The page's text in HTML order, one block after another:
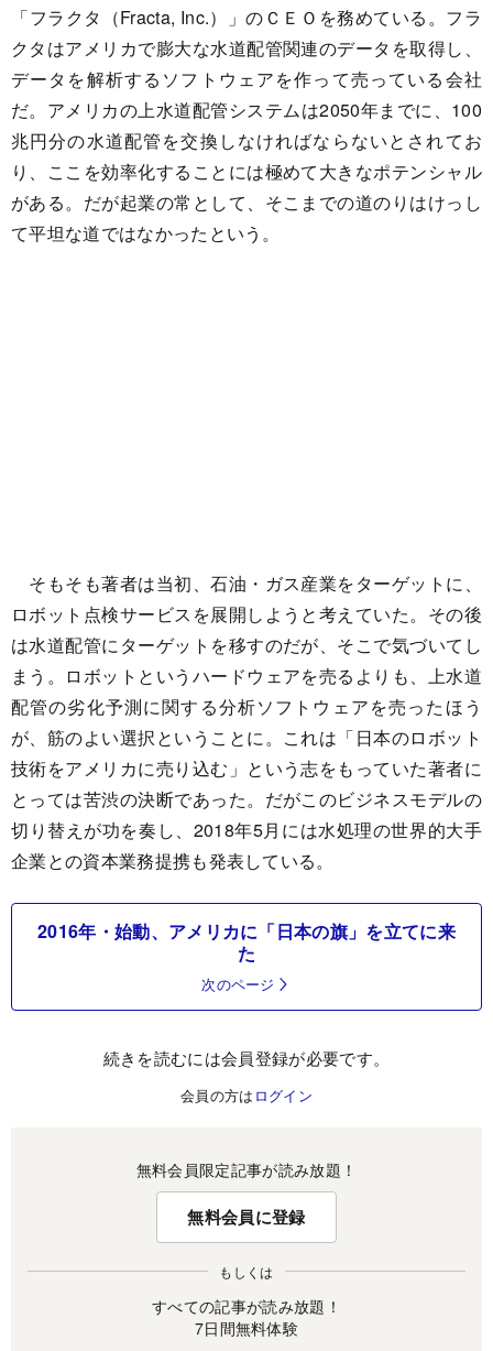
「フラクタ（Fracta, Inc.）」のＣＥＯを務めている。フラ
クタはアメリカで膨大な水道配管関連のデータを取得し、
データを解析するソフトウェアを作って売っている会社
だ。アメリカの上水道配管システムは2050年までに、100
兆円分の水道配管を交換しなければならないとされてお
り、ここを効率化することには極めて大きなポテンシャル
がある。だが起業の常として、そこまでの道のりはけっし
て平坦な道ではなかったという。
そもそも著者は当初、石油・ガス産業をターゲットに、
ロボット点検サービスを展開しようと考えていた。その後
は水道配管にターゲットを移すのだが、そこで気づいてし
まう。ロボットというハードウェアを売るよりも、上水道
配管の劣化予測に関する分析ソフトウェアを売ったほう
が、筋のよい選択ということに。これは「日本のロボット
技術をアメリカに売り込む」という志をもっていた著者に
とっては苦渋の決断であった。だがこのビジネスモデルの
切り替えが功を奏し、2018年5月には水処理の世界的大手
企業との資本業務提携も発表している。
2016年・始動、アメリカに「日本の旗」を立てに来
た
次のページ
続きを読むには会員登録が必要です。
会員の方は ログイン
無料会員限定記事が読み放題！
無料会員に登録
もしくは
すべての記事が読み放題！
7日間無料体験